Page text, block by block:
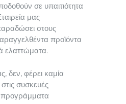
σε υπαιτιότητα
μας
στους
προϊόντα
ελαττώματα.
δεν, φέρει καμία
συσκευές